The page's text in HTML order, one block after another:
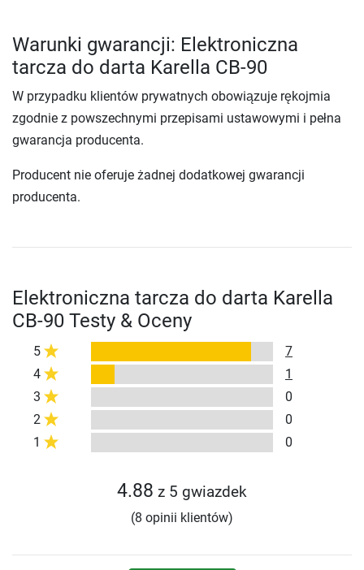
Warunki gwarancji: Elektroniczna
tarcza do darta Karella CB-90
W przypadku klientów prywatnych obowiązuje rękojmia
zgodnie z powszechnymi przepisami ustawowymi i pełna
gwarancja producenta.
Producent nie oferuje żadnej dodatkowej gwarancji
producenta.
Elektroniczna tarcza do darta Karella
CB-90 Testy & Oceny
5
7
4
1
3
0
2
0
1
0
4.88 z 5 gwiazdek
(8 opinii klientów)